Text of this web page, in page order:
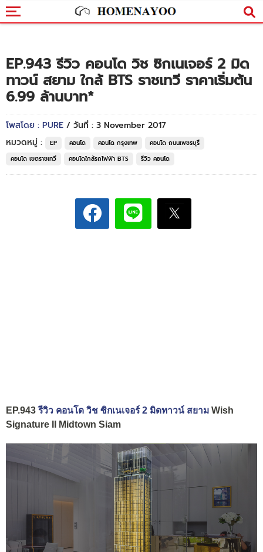
EP.943 รีวิว คอนโด วิช ซิกเนเจอร์ 2 มิด
ทาวน์ สยาม ใกล้ BTS ราชเทวี ราคาเริ่มต้น
6.99 ล้านบาท*
โพสโดย : PURE / วันที่ : 3 November 2017
หมวดหมู่ :
EP คอนโด คอนโด กรุงเทพ
คอนโด ถนนเพชรบุรี
คอนโด เขตราชเทวี
คอนโดใกล้รถไฟฟ้า BTS รีวิว คอนโด
EP.943รีวิว คอนโด วิช ซิกเนเจอร์ 2 มิดทาวน์ สยาม Wish
Signature II Midtown Siam